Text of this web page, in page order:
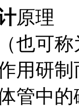
原理
也可称
用研
管中